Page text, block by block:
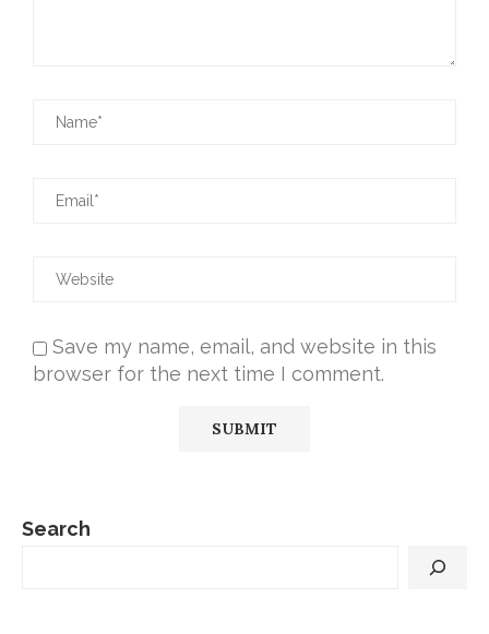
Save my name, email, and website in this
browser for the next time I comment.
Search